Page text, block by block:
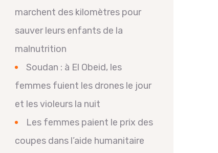
marchent des kilomètres pour
sauver leurs enfants de la
malnutrition
Soudan : à El Obeid, les
femmes fuient les drones le jour
et les violeurs la nuit
Les femmes paient le prix des
coupes dans l’aide humanitaire